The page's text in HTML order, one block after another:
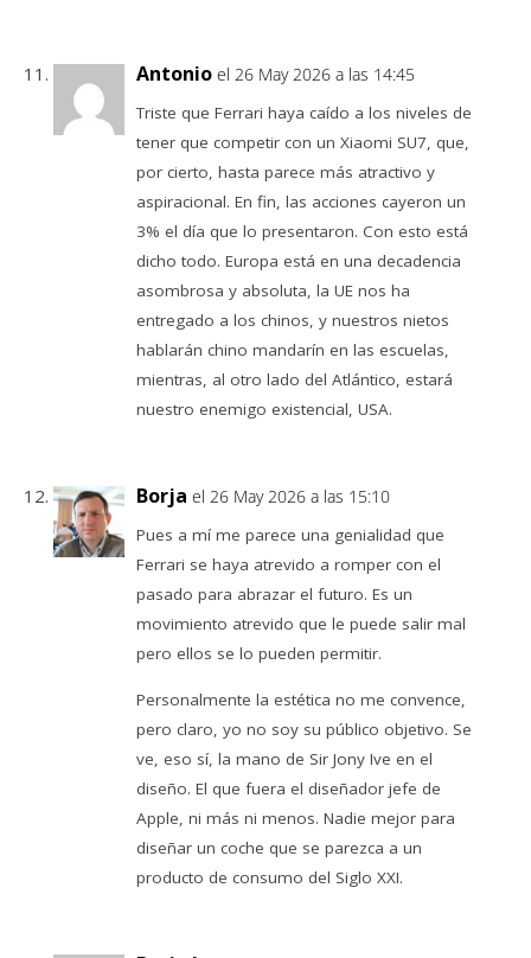
Antonio el 26 May 2026 a las 14:45
Triste que Ferrari haya caído a los niveles de
tener que competir con un Xiaomi SU7, que,
por cierto, hasta parece más atractivo y
aspiracional. En fin, las acciones cayeron un
3% el día que lo presentaron. Con esto está
dicho todo. Europa está en una decadencia
asombrosa y absoluta, la UE nos ha
entregado a los chinos, y nuestros nietos
hablarán chino mandarín en las escuelas,
mientras, al otro lado del Atlántico, estará
nuestro enemigo existencial, USA.
Borja el 26 May 2026 a las 15:10
Pues a mí me parece una genialidad que
Ferrari se haya atrevido a romper con el
pasado para abrazar el futuro. Es un
movimiento atrevido que le puede salir mal
pero ellos se lo pueden permitir.
Personalmente la estética no me convence,
pero claro, yo no soy su público objetivo. Se
ve, eso sí, la mano de Sir Jony Ive en el
diseño. El que fuera el diseñador jefe de
Apple, ni más ni menos. Nadie mejor para
diseñar un coche que se parezca a un
producto de consumo del Siglo XXI.